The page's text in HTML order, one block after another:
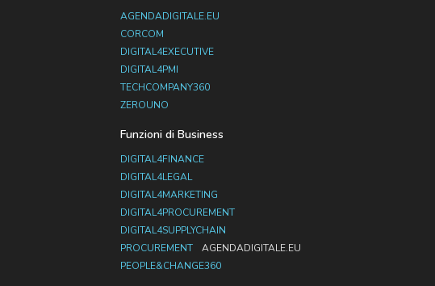
AGENDADIGITALE.EU
CORCOM
DIGITAL4EXECUTIVE
DIGITAL4PMI
TECHCOMPANY360
ZEROUNO
Funzioni di Business
DIGITAL4FINANCE
DIGITAL4LEGAL
DIGITAL4MARKETING
DIGITAL4PROCUREMENT
DIGITAL4SUPPLYCHAIN
PROCUREMENT
AGENDADIGITALE.EU
PEOPLE&CHANGE360